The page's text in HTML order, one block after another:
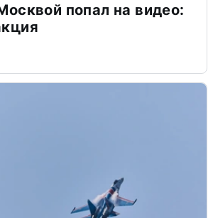
попал на видео: